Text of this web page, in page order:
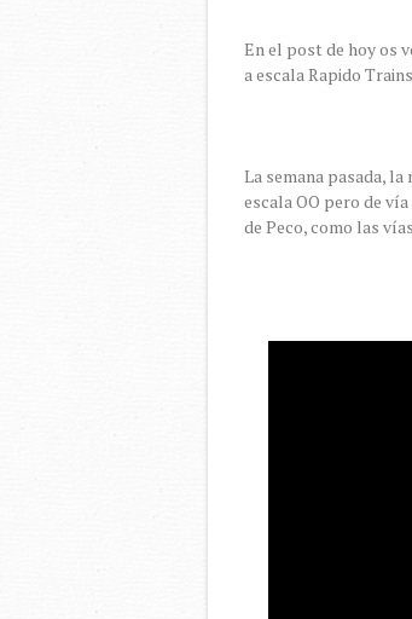
En el post de hoy os
a escala Rapido
La semana pasada, la
escala OO pero de
de Peco, como las